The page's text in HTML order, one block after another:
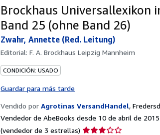
Brockhaus Universallexikon
Band 25 (ohne Band 26)
Zwahr, Annette (Red. Leitung)
Editorial: F. A. Brockhaus Leipzig Mannheim
CONDICIÓN: USADO
Guardar para más tarde
Vendido por Agrotinas VersandHandel,
Vendedor de AbeBooks desde 10 de abril de 2015
(vendedor de 3 estrellas) Calificación